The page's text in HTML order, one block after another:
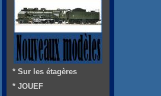
* Sur les étagères
* JOUEF